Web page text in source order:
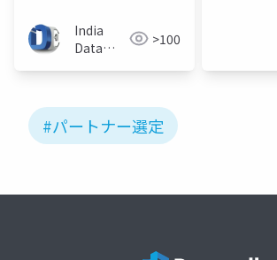
PartnerIndia
Data
>100
#パートナー選定